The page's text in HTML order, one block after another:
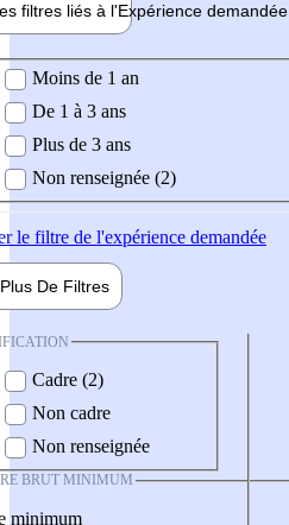
filtres liés à l'Expérience demandée
demandée
Moins de 1 an
De 1 à 3 ans
Plus de 3 ans
Non renseignée (2)
le filtre de l'expérience demandée
Plus De Filtres
Cadre (2)
Non cadre
Non renseignée
BRUT MINIMUM
minimum